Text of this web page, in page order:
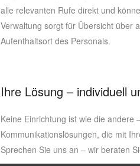
alle relevanten Rufe direkt und
Verwaltung sorgt für Übersicht über
Aufenthaltsort des Personals.
Ihre Lösung – individuell
Keine Einrichtung ist wie die andere
Kommunikationslösungen, die mit
Sprechen Sie uns an – wir beraten